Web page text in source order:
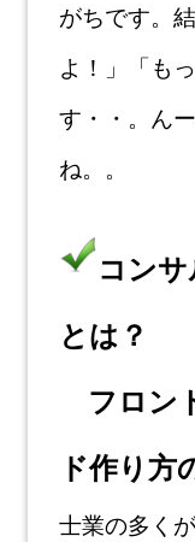
がちです。
よ！」「も
す・・。 ん
ね。。
コン
とは？
フロン
ド作り方
士業の多く